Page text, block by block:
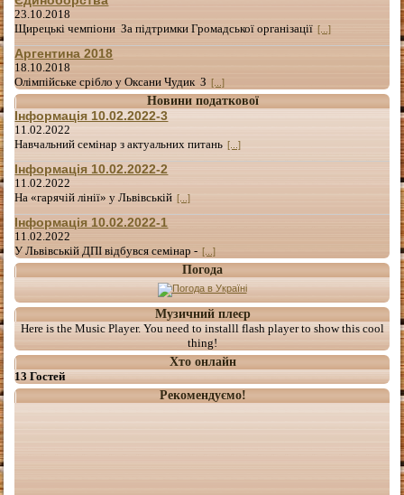
23.10.2018
Щирецькі чемпіони За підтримки Громадської організації [...]
Аргентина 2018
18.10.2018
Олімпійське срібло у Оксани Чудик З [...]
Новини податкової
Інформація 10.02.2022-3
11.02.2022
Навчальний семінар з актуальних питань [...]
Інформація 10.02.2022-2
11.02.2022
На «гарячій лінії» у Львівській [...]
Інформація 10.02.2022-1
11.02.2022
У Львівській ДПІ відбувся семінар - [...]
Погода
Музичний плеєр
Here is the Music Player. You need to installl flash player to show this cool
thing!
Хто онлайн
13 Гостей
Рекомендуємо!